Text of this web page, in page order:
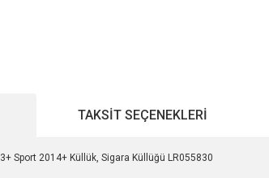
TAKSIT SEÇENEKLERI
Sport 2014+ Küllük, Sigara Küllüğü LR055830